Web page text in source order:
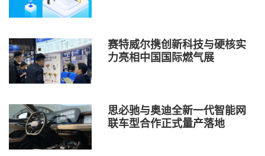
赛特威尔携创新科技与硬核实
力亮相中国国际燃气展
思必驰与奥迪全新一代智能网
联车型合作正式量产落地